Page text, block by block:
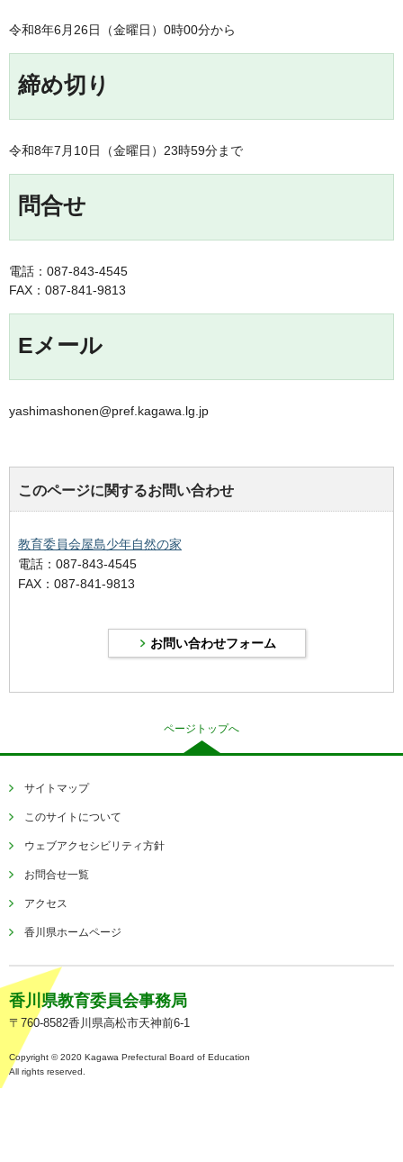
令和8年6月26日（金曜日）0時00分から
締め切り
令和8年7月10日（金曜日）23時59分まで
問合せ
電話：087-843-4545
FAX：087-841-9813
Eメール
yashimashonen@pref.kagawa.lg.jp
このページに関するお問い合わせ
教育委員会屋島少年自然の家
電話：087-843-4545
FAX：087-841-9813
ページトップへ
サイトマップ
このサイトについて
ウェブアクセシビリティ方針
お問合せ一覧
アクセス
香川県ホームページ
香川県教育委員会事務局
〒760-8582香川県高松市天神前6-1
Copyright © 2020 Kagawa Prefectural Board of Education
All rights reserved.